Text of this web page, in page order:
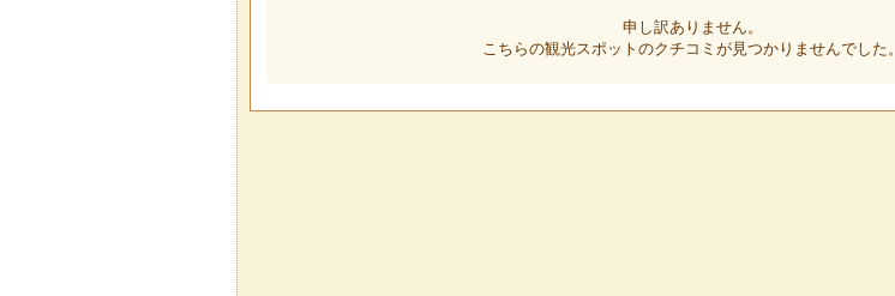
申し訳ありません。
こちらの観光スポットのクチコミが見つかりませんでした。